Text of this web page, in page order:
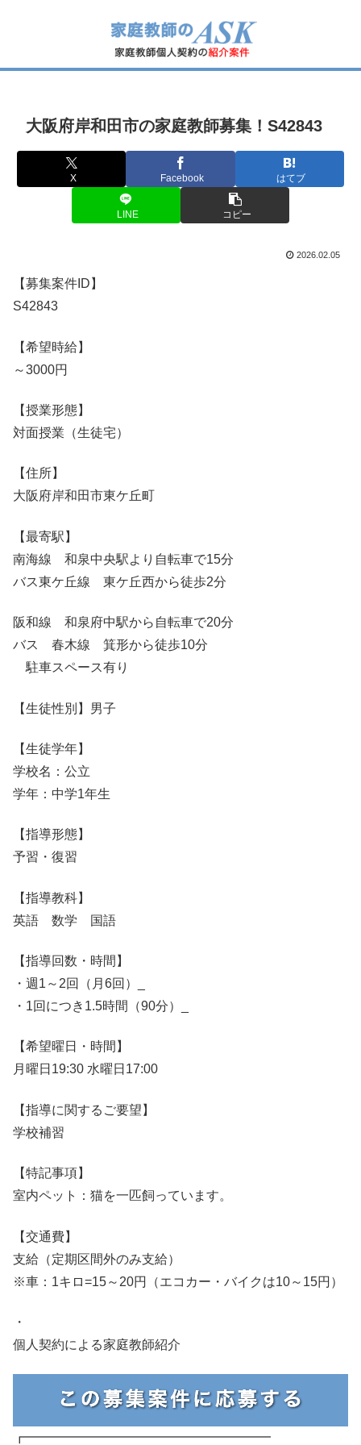
大阪府岸和田市の家庭教師募集！S42843
X Facebook はてブ
LINE コピー
2026.02.05
【募集案件ID】
S42843
【希望時給】
～3000円
【授業形態】
対面授業（生徒宅）
【住所】
大阪府岸和田市東ケ丘町
【最寄駅】
南海線 和泉中央駅より自転車で15分
バス東ケ丘線 東ケ丘西から徒歩2分
阪和線 和泉府中駅から自転車で20分
バス 春木線 箕形から徒歩10分
駐車スペース有り
【生徒性別】男子
【生徒学年】
学校名：公立
学年：中学1年生
【指導形態】
予習・復習
【指導教科】
英語 数学 国語
【指導回数・時間】
・週1～2回（月6回）_
・1回につき1.5時間（90分）_
【希望曜日・時間】
月曜日19:30 水曜日17:00
【指導に関するご要望】
学校補習
【特記事項】
室内ペット：猫を一匹飼っています。
【交通費】
支給（定期区間外のみ支給）
※車：1キロ=15～20円（エコカー・バイクは10～15円）
・
個人契約による家庭教師紹介
┏━━━━━━━━━━━━━━━━━━━